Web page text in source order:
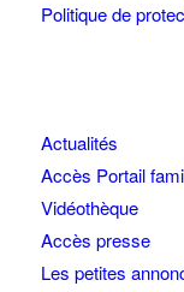
Politique de
Actualités
Accès Portail
Vidéothèque
Accès presse
Les petites